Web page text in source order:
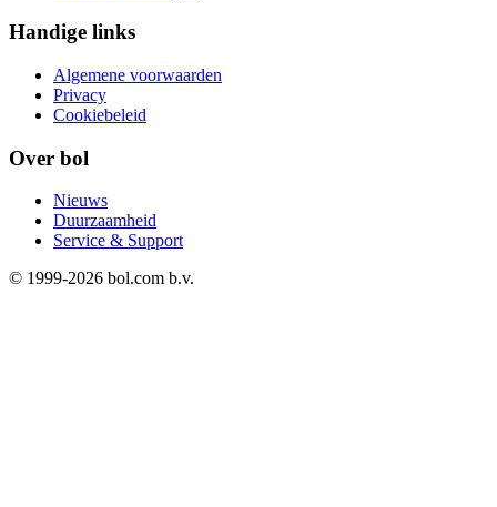
Handige links
Algemene voorwaarden
Privacy
Cookiebeleid
Over bol
Nieuws
Duurzaamheid
Service & Support
© 1999-2026 bol.com b.v.